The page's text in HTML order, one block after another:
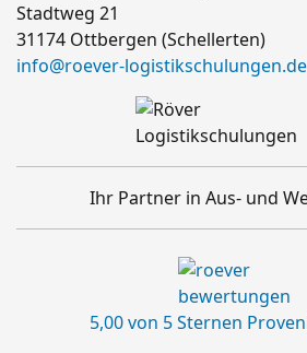
Stadtweg 21
31174 Ottbergen (Schellerten)
info@roever-logistikschulungen.de
Ihr Partner in Aus- und
5,00 von 5 Sternen